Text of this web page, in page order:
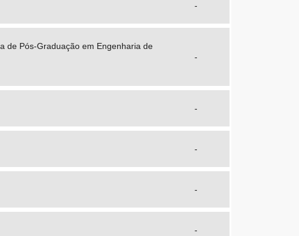
-
de Pós-Graduação em Engenharia de
-
-
-
-
-